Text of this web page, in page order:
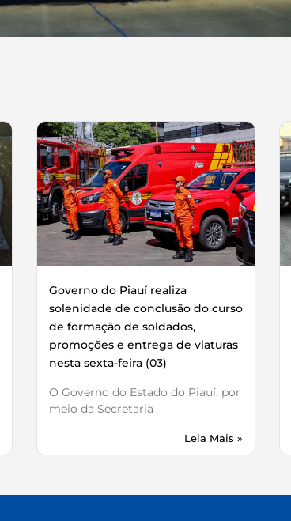
Governo do Piauí realiza
solenidade de conclusão do curso
de formação de soldados,
promoções e entrega de viaturas
nesta sexta-feira (03)
O Governo do Estado do Piauí, por
meio da Secretaria
Leia Mais »